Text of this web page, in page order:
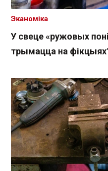
У свеце «ружовых
трымацца на
Эканоміка